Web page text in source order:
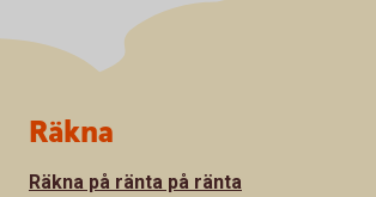
Sidfot
Räkna
Räkna på ränta på ränta